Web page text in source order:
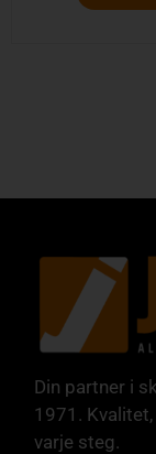
Din partner i
1971.
varje steg.